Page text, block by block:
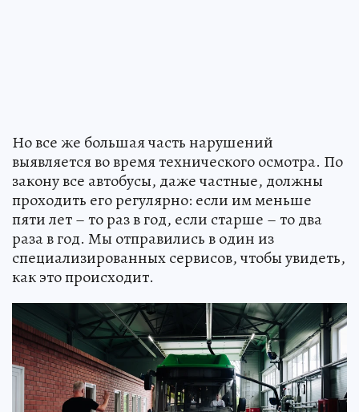
Но все же большая часть нарушений
выявляется во время технического осмотра. По
закону все автобусы, даже частные, должны
проходить его регулярно: если им меньше
пяти лет – то раз в год, если старше – то два
раза в год. Мы отправились в один из
специализированных сервисов, чтобы увидеть,
как это происходит.